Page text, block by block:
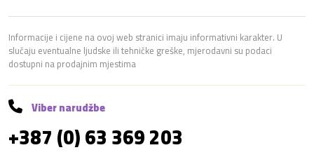
r
o
p
D
u
x
o
Informacije i cijene na ovoj web stranici imaju informativni karakter. U
slučaju eventualne ljudske ili tehničke greške, mjerodavni su podaci
dostupni na prodajnim mjestima
Viber narudžbe
+387 (0) 63 369 203